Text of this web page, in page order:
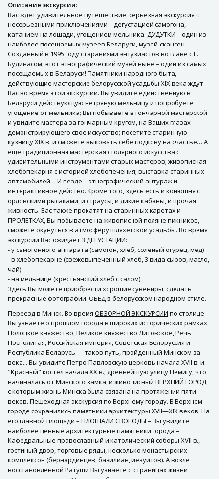
Описание экскурсии:
Вас ждет удивительное путешествие: серьезная экскурсия с
несерьезными приключениями – дегустацией самогона,
катанием на лошади, угощением мельника. ДУДУТКИ – один из
наиболее посещаемых музеев Беларуси, музей-скансен.
Созданный в 1995 году стараниями энтузиастов во главе с Е.
Будинасом, этот этнографический музей ныне – один из самых
посещаемых в Беларуси! Памятники народного быта,
действующие мастерские белорусской усадьбы XIX века ждут
Вас во время этой экскурсии. Вы увидите единственную в
Беларуси действующую ветряную мельницу и попробуете
угощение от мельника; Вы побываете в гончарной мастерской
и увидите мастера за гончарным кругом, на Ваших глазах
демонстрирующего свое искусство; посетите старинную
кузницу XIX в. и сможете выковать себе подкову на счастье… А
еще традиционная мастерская столярного искусства с
удивительными инструментами старых мастеров; живописная
хлебопекарня с историей хлебопечения; выставка старинных
автомобилей… И везде – этнографический антураж и
интерактивное действо. Кроме того, здесь есть и конюшня с
орловскими рысаками, и страусы, и дикие кабаны, и прочая
живность. Вас также прокатят на старинных каретах и
ПРОЛЕТКАХ, Вы побываете на живописной поляне пикников,
сможете окунуться в атмосферу шляхетской усадьбы. Во время
экскурсии Вас ожидает 3 ДЕГУСТАЦИИ:
- у самогонного аппарата (самогон, хлеб, соленый огурец, мед)
- в хлебопекарне (свежевыпеченный хлеб, 3 вида сыров, масло,
чай)
- на мельнице (крестьянский хлеб с салом)
Здесь Вы можете приобрести хорошие сувениры, сделать
прекрасные фотографии. ОБЕД в белорусском народном стиле.
Переезд в Минск. Во время ОБЗОРНОЙ ЭКСКУРСИИ по столице
Вы узнаете о прошлом города в широких исторических рамках.
Полоцкое княжество, Великое княжество Литовское, Речь
Посполитая, Российская империя, Советская Белоруссия и
Республика Беларусь — таков путь, пройденный Минском за
века... Вы увидите Петро-Павловскую церковь начала ХVII в. и
"Красный" костел начала ХХ в.; древнейшую улицу Немигу, что
начиналась от Минского замка, и живописный ВЕРХНИЙ ГОРОД,
с которым жизнь Минска была связана на протяжении пяти
веков. Пешеходная экскурсия по Верхнему городу. В Верхнем
городе сохранились памятники архитектуры XVII—XIX веков. На
его главной площади – ПЛОЩАДИ СВОБОДЫ – Вы увидите
наиболее ценные архитектурные памятники города –
Кафедральные православный и католический соборы ХVII в.,
гостиный двор, торговые ряды, несколько монастырских
комплексов (бернардинцев, базилиан, иезуитов). А возле
восстановленной Ратуши Вы узнаете о страницах жизни